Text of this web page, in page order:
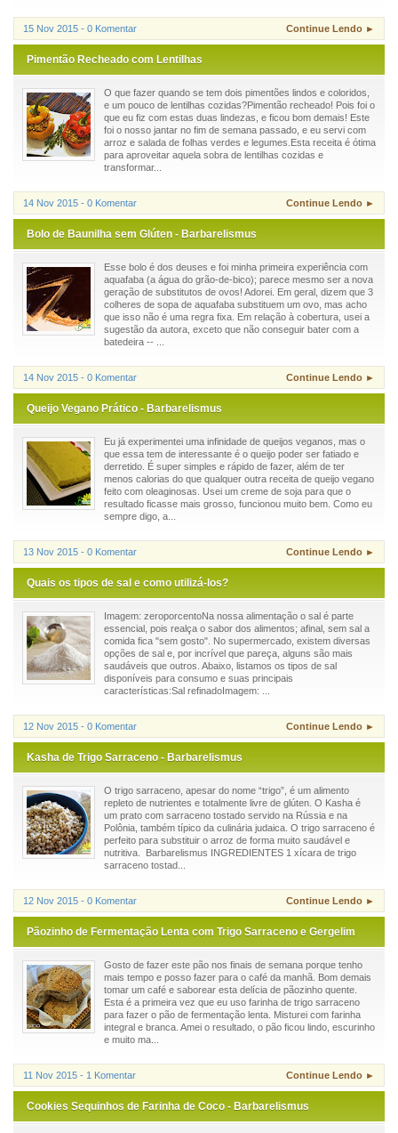
15 Nov 2015 - 0 Komentar Continue Lendo ►
Pimentão Recheado com Lentilhas
O que fazer quando se tem dois pimentões lindos e coloridos,
e um pouco de lentilhas cozidas?Pimentão recheado! Pois foi o
que eu fiz com estas duas lindezas, e ficou bom demais! Este
foi o nosso jantar no fim de semana passado, e eu servi com
arroz e salada de folhas verdes e legumes.Esta receita é ótima
para aproveitar aquela sobra de lentilhas cozidas e
transformar...
14 Nov 2015 - 0 Komentar Continue Lendo ►
Bolo de Baunilha sem Glúten - Barbarelismus
Esse bolo é dos deuses e foi minha primeira experiência com
aquafaba (a água do grão-de-bico); parece mesmo ser a nova
geração de substitutos de ovos! Adorei. Em geral, dizem que 3
colheres de sopa de aquafaba substituem um ovo, mas acho
que isso não é uma regra fixa. Em relação à cobertura, usei a
sugestão da autora, exceto que não conseguir bater com a
batedeira -- ...
14 Nov 2015 - 0 Komentar Continue Lendo ►
Queijo Vegano Prático - Barbarelismus
Eu já experimentei uma infinidade de queijos veganos, mas o
que essa tem de interessante é o queijo poder ser fatiado e
derretido. É super simples e rápido de fazer, além de ter
menos calorias do que qualquer outra receita de queijo vegano
feito com oleaginosas. Usei um creme de soja para que o
resultado ficasse mais grosso, funcionou muito bem. Como eu
sempre digo, a...
13 Nov 2015 - 0 Komentar Continue Lendo ►
Quais os tipos de sal e como utilizá-los?
Imagem: zeroporcentoNa nossa alimentação o sal é parte
essencial, pois realça o sabor dos alimentos; afinal, sem sal a
comida fica "sem gosto". No supermercado, existem diversas
opções de sal e, por incrível que pareça, alguns são mais
saudáveis que outros. Abaixo, listamos os tipos de sal
disponíveis para consumo e suas principais
características:Sal refinadoImagem: ...
12 Nov 2015 - 0 Komentar Continue Lendo ►
Kasha de Trigo Sarraceno - Barbarelismus
O trigo sarraceno, apesar do nome “trigo”, é um alimento
repleto de nutrientes e totalmente livre de glúten. O Kasha é
um prato com sarraceno tostado servido na Rússia e na
Polônia, também típico da culinária judaica. O trigo sarraceno é
perfeito para substituir o arroz de forma muito saudável e
nutritiva. Barbarelismus INGREDIENTES 1 xícara de trigo
sarraceno tostad...
12 Nov 2015 - 0 Komentar Continue Lendo ►
Pãozinho de Fermentação Lenta com Trigo Sarraceno e Gergelim
Gosto de fazer este pão nos finais de semana porque tenho
mais tempo e posso fazer para o café da manhã. Bom demais
tomar um café e saborear esta delícia de pãozinho quente.
Esta é a primeira vez que eu uso farinha de trigo sarraceno
para fazer o pão de fermentação lenta. Misturei com farinha
integral e branca. Amei o resultado, o pão ficou lindo, escurinho
e muito ma...
11 Nov 2015 - 1 Komentar Continue Lendo ►
Cookies Sequinhos de Farinha de Coco - Barbarelismus